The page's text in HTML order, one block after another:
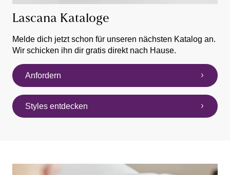
Lascana Kataloge
Melde dich jetzt schon für unseren nächsten Katalog an.
Wir schicken ihn dir gratis direkt nach Hause.
Anfordern
Styles entdecken